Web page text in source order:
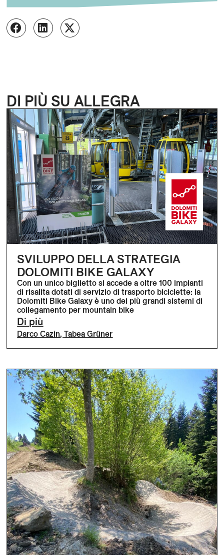
DI PIÙ SU ALLEGRA
SVILUPPO DELLA STRATEGIA
DOLOMITI BIKE GALAXY
Con un unico biglietto si accede a oltre 100 impianti
di risalita dotati di servizio di trasporto biciclette: la
Dolomiti Bike Galaxy è uno dei più grandi sistemi di
collegamento per mountain bike
Di più
Darco Cazin,Tabea Grüner